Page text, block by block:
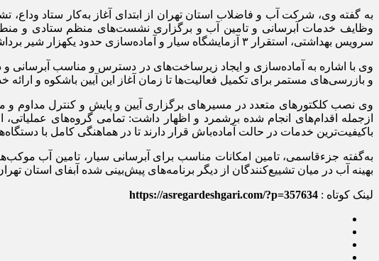
به گفته وی، شرکت آب و فاضلاب استان تهران از ابتدای آغاز به‌کار ستاد
سرویس بهداشتی، استقرار ۳ آزمایشگاه سیار و آماده‌سازی حدود یکهزار شیر برداشت، پایداری کامل آب شرب زائران در مجموعه‌های مصلی امام خمینی (ره) و چهلسرا تضمین شده است.
وی با اشاره به آماده‌سازی و ایجاد زیرساخت‌های در دسترس و مناسب آبرسانی و
و بازرسی‌های مستمر برای تکمیل فعالیت‌ها تا زمان آغاز این آیین باشکوه و
ازجمله اقدام‌های انجام شده برشمرد و اظهار داشت: تمامی گروه‌های
باکیفیت‌ترین خدمات در حالت آماده‌باش قرار دارند تا در هماهنگی کامل با
به‌گفته جزءقاسمی، تامین امکانات مناسب برای آبرسانی سیار، تامین آب
بهینه آب در میان تشییع‌کنندگان از دیگر برنامه‌های پیش‌بینی شده آبفای استان
لینک کوتاه : https://asregardeshgari.com/?p=357634